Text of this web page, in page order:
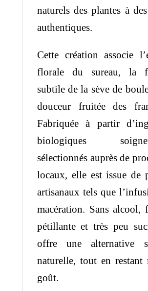
naturels des plantes à
authentiques.
Cette création associe
florale du sureau, la
subtile de la sève de
douceur fruitée des
Fabriquée à partir
biologiques
sélectionnés auprès de
locaux, elle est issue de
artisanaux tels que
macération. Sans alcool,
pétillante et très peu
offre une alternative
naturelle, tout en restant
goût.